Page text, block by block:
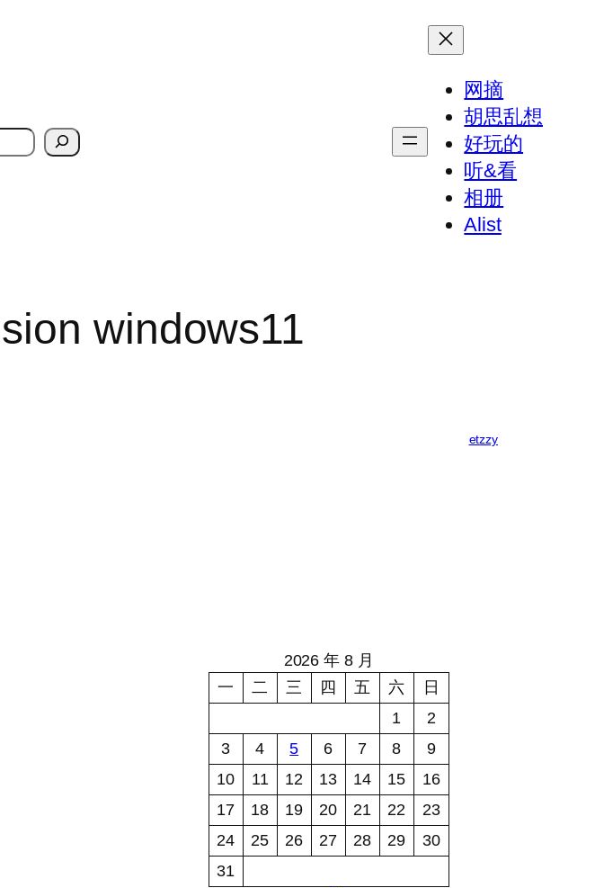
网摘
胡思乱想
好玩的
听&看
相册
Alist
windows11
etzzy
2026 年 8 月
一
二 三 四 五 六
日
1
2
3
4 5 6 7 8
9
10
11 12 13 14 15
16
17
18 19 20 21 22
23
24
25 26 27 28 29
30
31